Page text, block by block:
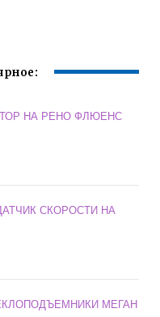
НА РЕНО ФЛЮЕНС
СКОРОСТИ НА
МЕГАН